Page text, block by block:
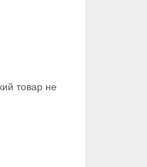
товар не